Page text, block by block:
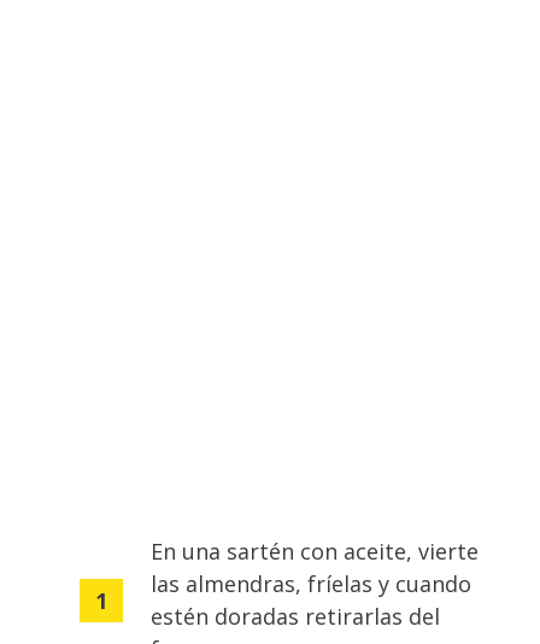
En una sartén con aceite, vierte
las almendras, fríelas y cuando
estén doradas retirarlas del